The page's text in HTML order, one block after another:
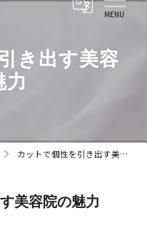
き出す美容
力
カットで個性を引き出す美容院の魅力
美容院の魅力